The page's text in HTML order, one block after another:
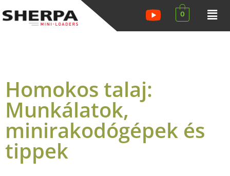
0
Homokos talaj:
Munkálatok,
minirakodógépek és
tippek